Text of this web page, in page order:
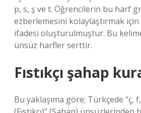
p, s, ş ve t. Öğrencilerin bu harf
ezberlemesini kolaylaştırmak için
ifadesi oluşturulmuştur. Bu
ünsüz harfler serttir.
Fıstıkçı şahap
Bu yaklaşıma göre; Türkçede “ç,